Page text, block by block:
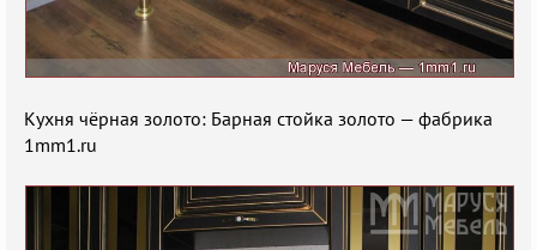
Кухня чёрная золото: Барная стойка золото — фабрика
1mm1.ru